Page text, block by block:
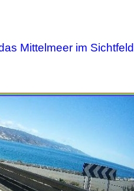
Mittelmeer im